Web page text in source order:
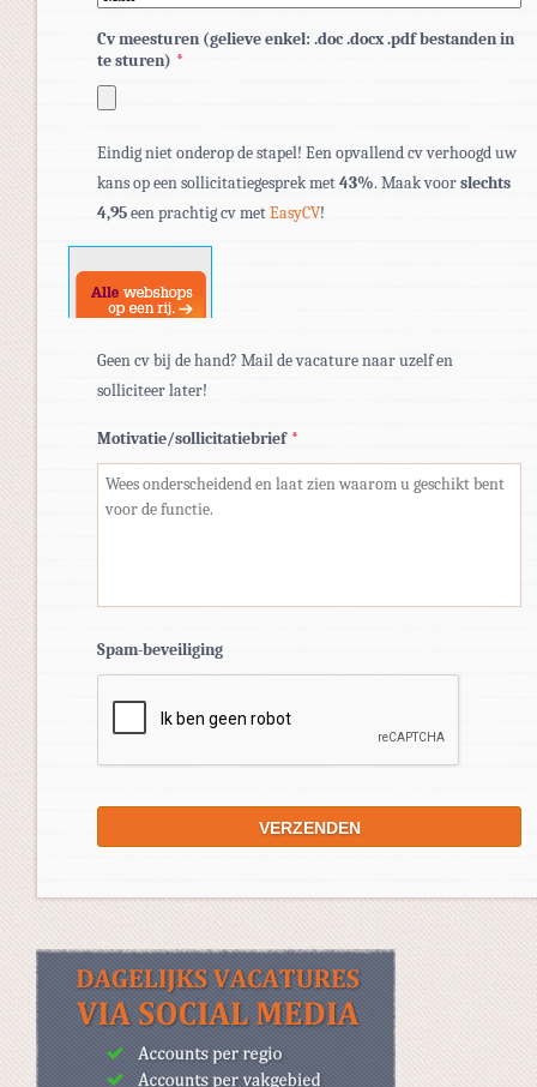
Cv meesturen (gelieve enkel: .doc .docx .pdf bestanden in
te sturen) *
bestandstypen:
pdf,
doc,
docx.
Eindig niet onderop de stapel! Een opvallend cv verhoogd uw
kans op een sollicitatiegesprek met43%. Maak voorslechts
4,95een prachtig cv metEasyCV!
Geen cv bij de hand? Mail de vacature naar uzelf en
solliciteer later!
Motivatie/sollicitatiebrief *
Spam-beveiliging